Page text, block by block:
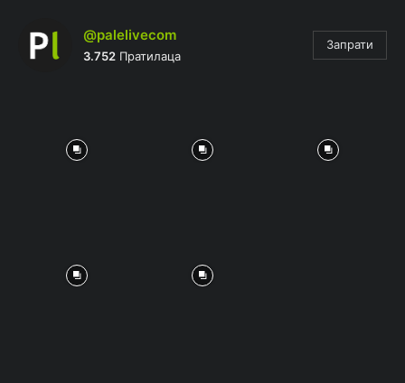
@palelivecom
3.752 Пратилаца
Запрати